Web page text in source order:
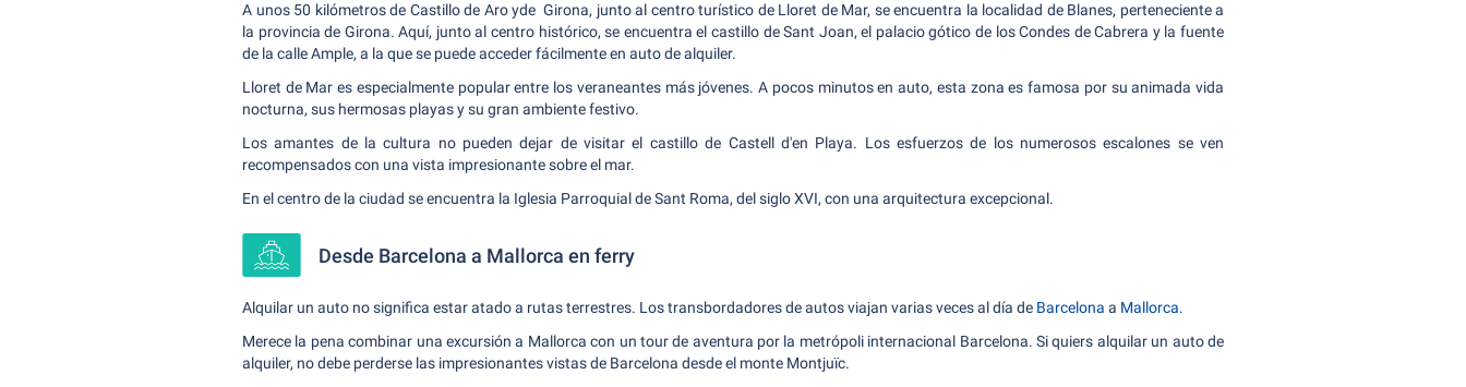
A unos 50 kilómetros de Castillo de Aro yde Girona, junto al centro turístico de Lloret de Mar, se encuentra la localidad de Blanes, perteneciente a
la provincia de Girona. Aquí, junto al centro histórico, se encuentra el castillo de Sant Joan, el palacio gótico de los Condes de Cabrera y la fuente
de la calle Ample, a la que se puede acceder fácilmente en auto de alquiler.
Lloret de Mar es especialmente popular entre los veraneantes más jóvenes. A pocos minutos en auto, esta zona es famosa por su animada vida
nocturna, sus hermosas playas y su gran ambiente festivo.
Los amantes de la cultura no pueden dejar de visitar el castillo de Castell d'en Playa. Los esfuerzos de los numerosos escalones se ven
recompensados con una vista impresionante sobre el mar.
En el centro de la ciudad se encuentra la Iglesia Parroquial de Sant Roma, del siglo XVI, con una arquitectura excepcional.
Desde Barcelona a Mallorca en ferry
Alquilar un auto no significa estar atado a rutas terrestres. Los transbordadores de autos viajan varias veces al día de Barcelona a Mallorca.
Merece la pena combinar una excursión a Mallorca con un tour de aventura por la metrópoli internacional Barcelona. Si quiers alquilar un auto de
alquiler, no debe perderse las impresionantes vistas de Barcelona desde el monte Montjuïc.